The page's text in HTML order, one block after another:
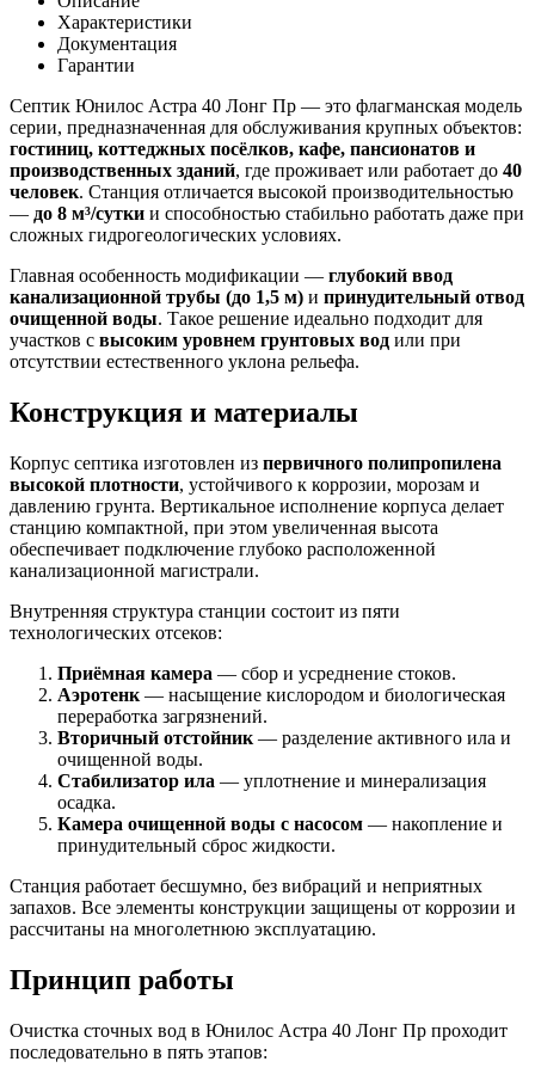
Характеристики
Документация
Гарантии
Септик Юнилос Астра 40 Лонг Пр — это флагманская модель
серии, предназначенная для обслуживания крупных объектов:
гостиниц, коттеджных посёлков, кафе, пансионатов и
производственных зданий, где проживает или работает до 40
человек. Станция отличается высокой производительностью
— до 8 м³/сутки и способностью стабильно работать даже при
сложных гидрогеологических условиях.
Главная особенность модификации — глубокий ввод
канализационной трубы (до 1,5 м) и принудительный отвод
очищенной воды. Такое решение идеально подходит для
участков с высоким уровнем грунтовых вод или при
отсутствии естественного уклона рельефа.
Конструкция и материалы
Корпус септика изготовлен из первичного полипропилена
высокой плотности, устойчивого к коррозии, морозам и
давлению грунта. Вертикальное исполнение корпуса делает
станцию компактной, при этом увеличенная высота
обеспечивает подключение глубоко расположенной
канализационной магистрали.
Внутренняя структура станции состоит из пяти
технологических отсеков:
Приёмная камера — сбор и усреднение стоков.
Аэротенк — насыщение кислородом и биологическая
переработка загрязнений.
Вторичный отстойник — разделение активного ила и
очищенной воды.
Стабилизатор ила — уплотнение и минерализация
осадка.
Камера очищенной воды с насосом — накопление и
принудительный сброс жидкости.
Станция работает бесшумно, без вибраций и неприятных
запахов. Все элементы конструкции защищены от коррозии и
рассчитаны на многолетнюю эксплуатацию.
Принцип работы
Очистка сточных вод в Юнилос Астра 40 Лонг Пр проходит
последовательно в пять этапов: